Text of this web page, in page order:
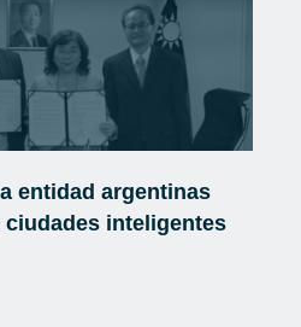
entidad argentinas
inteligentes